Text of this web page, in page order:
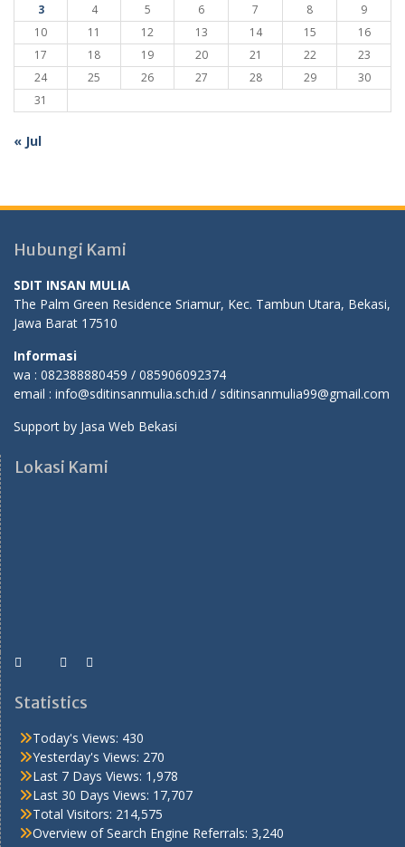
3
4 5 6 7 8
9
10
11 12 13 14 15
16
17
18 19 20 21 22
23
24
25 26 27 28 29
30
31
« Jul
Hubungi Kami
SDIT INSAN MULIA
The Palm Green Residence Sriamur, Kec. Tambun Utara, Bekasi,
Jawa Barat 17510
Informasi
wa : 082388880459 / 085906092374
email : info@sditinsanmulia.sch.id / sditinsanmulia99@gmail.com
Support by Jasa Web Bekasi
Lokasi Kami
Statistics
Today's Views: 430
Yesterday's Views: 270
Last 7 Days Views: 1,978
Last 30 Days Views: 17,707
Total Visitors: 214,575
Overview of Search Engine Referrals: 3,240